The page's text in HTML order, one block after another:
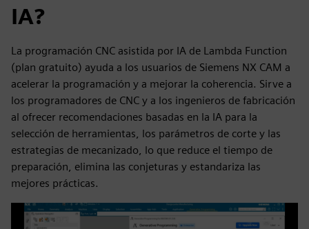
IA?
La programación CNC asistida por IA de Lambda Function
(plan gratuito) ayuda a los usuarios de Siemens NX CAM a
acelerar la programación y a mejorar la coherencia. Sirve a
los programadores de CNC y a los ingenieros de fabricación
al ofrecer recomendaciones basadas en la IA para la
selección de herramientas, los parámetros de corte y las
estrategias de mecanizado, lo que reduce el tiempo de
preparación, elimina las conjeturas y estandariza las
mejores prácticas.